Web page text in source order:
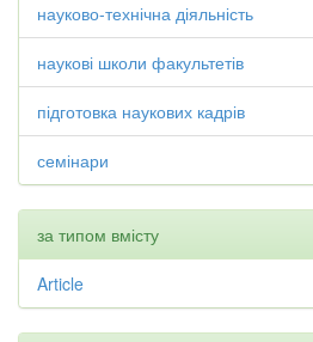
науково-технічна діяльність
наукові школи факультетів
підготовка наукових кадрів
семінари
за типом вмісту
Article